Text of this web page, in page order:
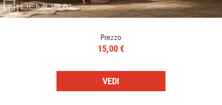
Prezzo
15,00 €
VEDI